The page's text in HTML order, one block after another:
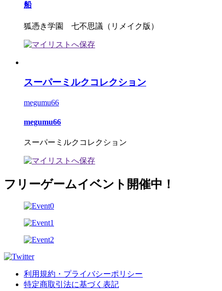
船
狐憑き学園 七不思議（リメイク版）
スーパーミルクコレクション
megumu66
megumu66
スーパーミルクコレクション
フリーゲームイベント開催中！
利用規約・プライバシーポリシー
特定商取引法に基づく表記